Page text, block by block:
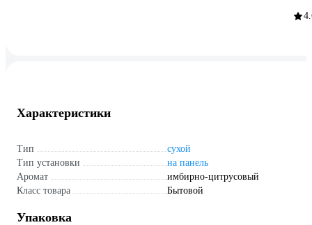
Характеристики
Тип
сухой
Тип установки
на панель
Аромат
имбирно-цитрусовый
Класс товара
Бытовой
Упаковка